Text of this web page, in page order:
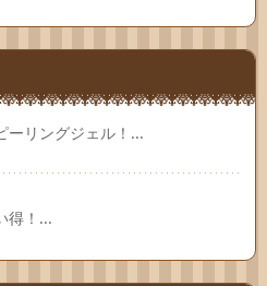
ーリングジェル！...
得！...